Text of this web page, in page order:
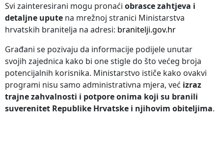
Svi zainteresirani mogu pronaći obrasce zahtjeva i
detaljne upute na mrežnoj stranici Ministarstva
hrvatskih branitelja na adresi: branitelji.gov.hr
Građani se pozivaju da informacije podijele unutar
svojih zajednica kako bi one stigle do što većeg broja
potencijalnih korisnika. Ministarstvo ističe kako ovakvi
programi nisu samo administrativna mjera, već izraz
trajne zahvalnosti i potpore onima koji su branili
suverenitet Republike Hrvatske i njihovim obiteljima.